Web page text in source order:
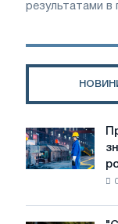
результатами в
Продажі
автомобілів
в